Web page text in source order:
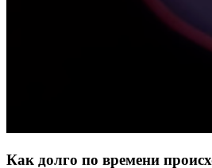
Как долго по времени